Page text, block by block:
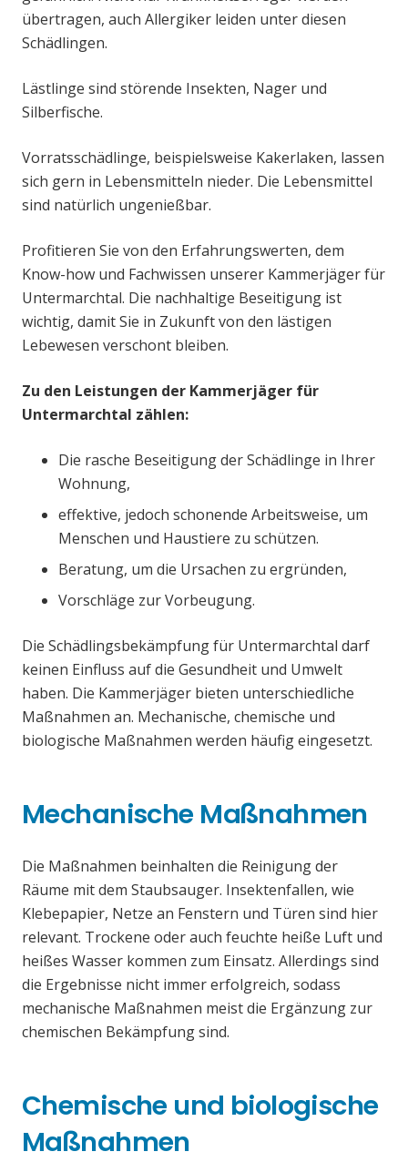
übertragen, auch Allergiker leiden unter diesen
Schädlingen.
Lästlinge sind störende Insekten, Nager und
Silberfische.
Vorratsschädlinge, beispielsweise Kakerlaken, lassen
sich gern in Lebensmitteln nieder. Die Lebensmittel
sind natürlich ungenießbar.
Profitieren Sie von den Erfahrungswerten, dem
Know-how und Fachwissen unserer Kammerjäger für
Untermarchtal. Die nachhaltige Beseitigung ist
wichtig, damit Sie in Zukunft von den lästigen
Lebewesen verschont bleiben.
Zu den Leistungen der Kammerjäger für
Untermarchtal zählen:
Die rasche Beseitigung der Schädlinge in Ihrer
Wohnung,
effektive, jedoch schonende Arbeitsweise, um
Menschen und Haustiere zu schützen.
Beratung, um die Ursachen zu ergründen,
Vorschläge zur Vorbeugung.
Die Schädlingsbekämpfung für Untermarchtal darf
keinen Einfluss auf die Gesundheit und Umwelt
haben. Die Kammerjäger bieten unterschiedliche
Maßnahmen an. Mechanische, chemische und
biologische Maßnahmen werden häufig eingesetzt.
Mechanische Maßnahmen
Die Maßnahmen beinhalten die Reinigung der
Räume mit dem Staubsauger. Insektenfallen, wie
Klebepapier, Netze an Fenstern und Türen sind hier
relevant. Trockene oder auch feuchte heiße Luft und
heißes Wasser kommen zum Einsatz. Allerdings sind
die Ergebnisse nicht immer erfolgreich, sodass
mechanische Maßnahmen meist die Ergänzung zur
chemischen Bekämpfung sind.
Chemische und biologische
Maßnahmen